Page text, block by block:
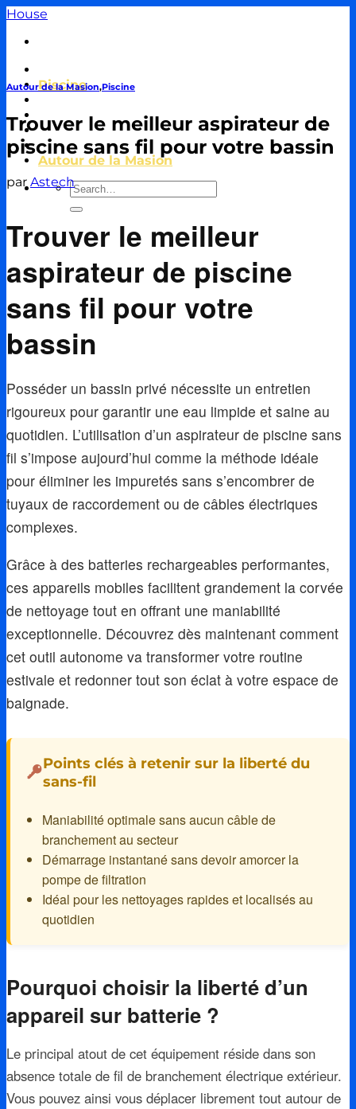
Passer
contenu
House
Piscine
Décoration & Aménagement
Énergie
Immobilier & Crédit
Autour de la Masion
Autour de la Masion,Piscine
Trouver le meilleur aspirateur de
piscine sans fil pour votre bassin
par Astech
Trouver le meilleur
aspirateur de piscine
sans fil pour votre
bassin
Posséder un bassin privé nécessite un entretien
rigoureux pour garantir une eau limpide et saine au
quotidien. L’utilisation d’un aspirateur de piscine sans
fil s’impose aujourd’hui comme la méthode idéale
pour éliminer les impuretés sans s’encombrer de
tuyaux de raccordement ou de câbles électriques
complexes.
Grâce à des batteries rechargeables performantes,
ces appareils mobiles facilitent grandement la corvée
de nettoyage tout en offrant une maniabilité
exceptionnelle. Découvrez dès maintenant comment
cet outil autonome va transformer votre routine
estivale et redonner tout son éclat à votre espace de
baignade.
Points clés à retenir sur la liberté du
sans-fil
Maniabilité optimale sans aucun câble de
branchement au secteur
Démarrage instantané sans devoir amorcer la
pompe de filtration
Idéal pour les nettoyages rapides et localisés au
quotidien
Pourquoi choisir la liberté d’un
appareil sur batterie ?
Le principal atout de cet équipement réside dans son
absence totale de fil de branchement électrique extérieur.
Vous pouvez ainsi vous déplacer librement tout autour de